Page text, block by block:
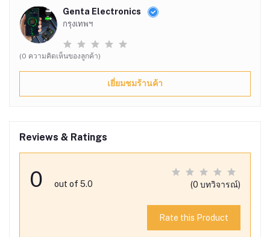
Genta Electronics
กรุงเทพฯ
(0 ความคิดเห็นของลูกค้า)
เยี่ยมชมร้านค้า
Reviews & Ratings
0 out of 5.0 (0 บทวิจารณ์)
Rate this Product